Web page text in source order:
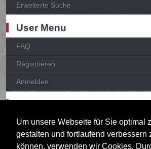
Um unsere Webseite für Sie optimal
gestalten und fortlaufend verbessern
können, verwenden wir Cookies.
Erweiterte Suche
User Menu
FAQ
Registrieren
Anmelden